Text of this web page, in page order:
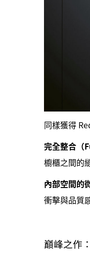
同樣獲得
完全整合（
櫥櫃之間的
內部空間的
衝擊與品質
巔峰之作